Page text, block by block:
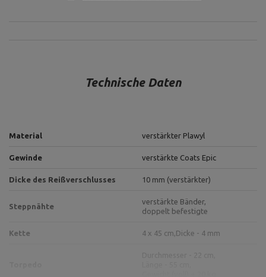
Technische Daten
Material verstärkter Plawyl
Gewinde verstärkte Coats Epic
Dicke des Reißverschlusses 10 mm (verstärkter)
Steppnähte
verstärkte Bänder,
doppelt befestigte
Kette 4 x 45 cm,Dicke - 4 mm